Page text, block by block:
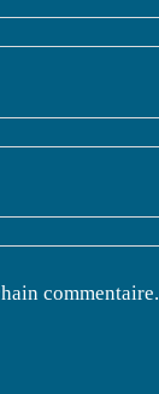
commentaire.